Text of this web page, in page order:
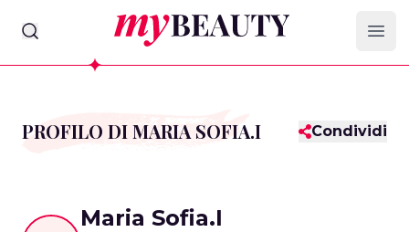
myBeauty
PROFILO DI MARIA SOFIA.I Condividi
Maria Sofia.I